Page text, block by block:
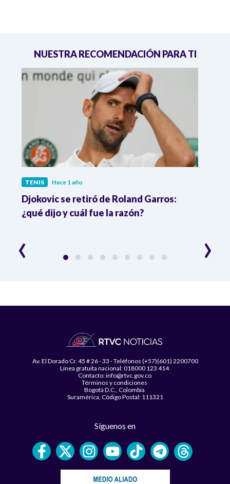
NUESTRA RECOMENDACIÓN PARA TI
TENIS Hace 1 año
Djokovic se retiró de Roland Garros:
¿qué dijo y cuál fue la razón?
‹ ›
Av. El Dorado Cr. 45 # 26 - 33 - Teléfonos (+57)(601) 2200700
Línea gratuita nacional: 018000 123 414
Contacto: info@rtvc.gov.co
Términos y condiciones
Bogotá D.C., Colombia
Suramérica, Código Postal: 111321
Síguenos en